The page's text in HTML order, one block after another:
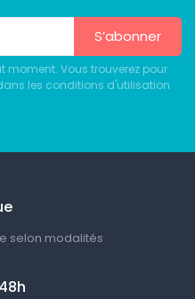
S’abonner
moment. Vous trouverez pour
les conditions d'utilisation
selon modalités